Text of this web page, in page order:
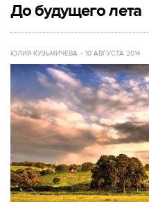
До будущего лета
ЮЛИЯ КУЗЬМИЧЕВА 10 АВГУСТА 2014